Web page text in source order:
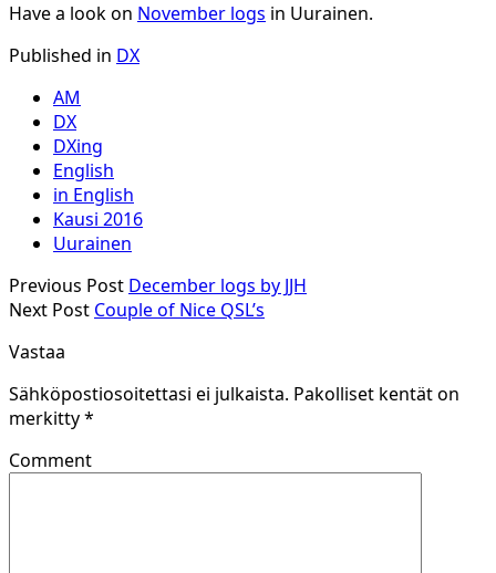
Have a look on November logs in Uurainen.
Published in DX
AM
DX
DXing
English
in English
Kausi 2016
Uurainen
Previous Post December logs by JJH
Next Post Couple of Nice QSL’s
Vastaa
Sähköpostiosoitettasi ei julkaista. Pakolliset kentät on
merkitty*
Comment